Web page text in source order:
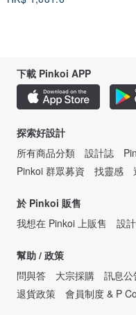
下載 Pinkoi APP
探索好設計
所有商品分類
設計誌
Pinkoi 群眾募資
找靈感
於 Pinkoi 販售
我想在 Pinkoi 上販售
設
幫助 / 政策
問與答
大宗採購 訊息公
退貨政策
會員制度 & P